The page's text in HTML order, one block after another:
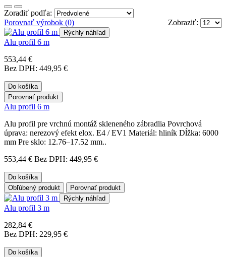
Zoradiť podľa:
Zobraziť:
Porovnať výrobok (0)
Rýchly náhľad
Alu profil 6 m
553,44 €
Bez DPH: 449,95 €
Do košíka
Porovnať produkt
Alu profil 6 m
Alu profil pre vrchnú montáž skleneného zábradlia Povrchová
úprava: nerezový efekt elox. E4 / EV1 Materiál: hliník Dĺžka: 6000
mm Pre sklo: 12.76–17.52 mm..
553,44 € Bez DPH: 449,95 €
Do košíka
Obľúbený produkt
Porovnať produkt
Rýchly náhľad
Alu profil 3 m
282,84 €
Bez DPH: 229,95 €
Do košíka